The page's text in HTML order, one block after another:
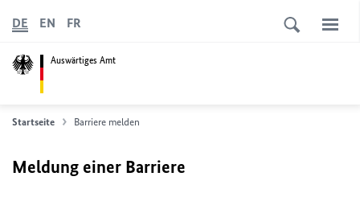
Auswärtiges Amt
DE EN FR
Startseite Barriere melden
Meldung einer Barriere